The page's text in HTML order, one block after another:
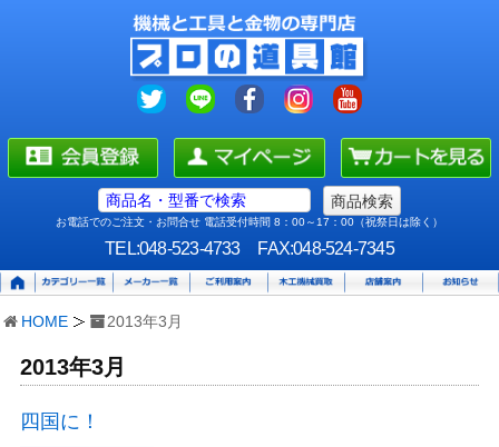
お電話でのご注文・お問合せ 電話受付時間 8：00～17：00（祝祭日は除く）
TEL:048-523-4733 FAX:048-524-7345
HOME 2013年3月
2013年3月
四国に！